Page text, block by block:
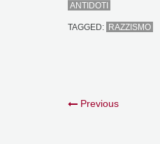
ANTIDOTI
TAGGED: RAZZISMO
Previous